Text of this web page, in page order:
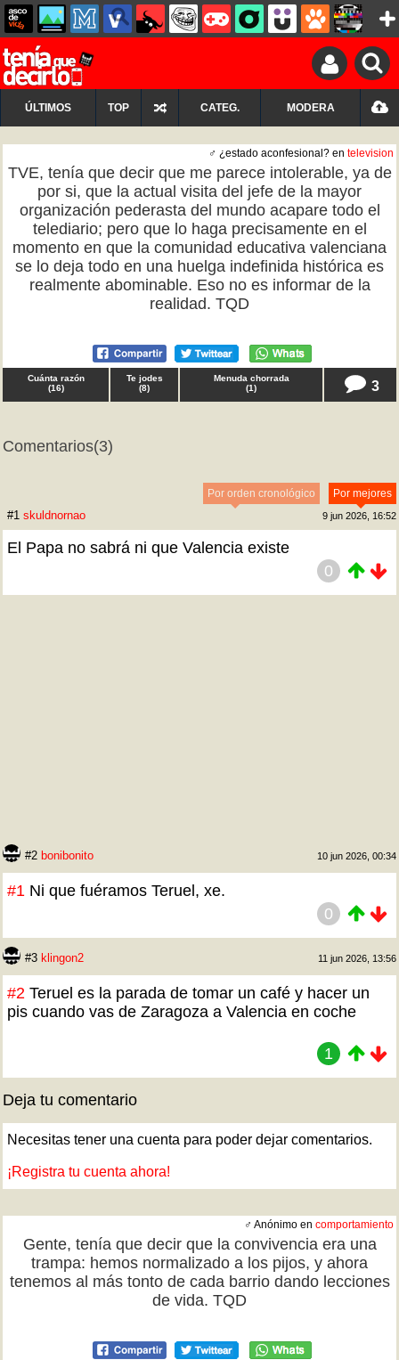
ÚLTIMOS TOP CATEG. MODERA
♂ ¿estado aconfesional? en television
TVE, tenía que decir que me parece intolerable, ya de
por si, que la actual visita del jefe de la mayor
organización pederasta del mundo acapare todo el
telediario; pero que lo haga precisamente en el
momento en que la comunidad educativa valenciana
se lo deja todo en una huelga indefinida histórica es
realmente abominable. Eso no es informar de la
realidad. TQD
Cuánta razón
(16)
Te jodes
(8)
Menuda chorrada
(1) 3
Comentarios(3)
Por mejores
Por orden cronológico
#1 skuldnornao 9 jun 2026, 16:52
El Papa no sabrá ni que Valencia existe
0
#2 bonibonito 10 jun 2026, 00:34
#1 Ni que fuéramos Teruel, xe.
0
#3 klingon2 11 jun 2026, 13:56
#2 Teruel es la parada de tomar un café y hacer un
pis cuando vas de Zaragoza a Valencia en coche
1
Deja tu comentario
Necesitas tener una cuenta para poder dejar comentarios.
¡Registra tu cuenta ahora!
♂ Anónimo en comportamiento
Gente, tenía que decir que la convivencia era una
trampa: hemos normalizado a los pijos, y ahora
tenemos al más tonto de cada barrio dando lecciones
de vida. TQD